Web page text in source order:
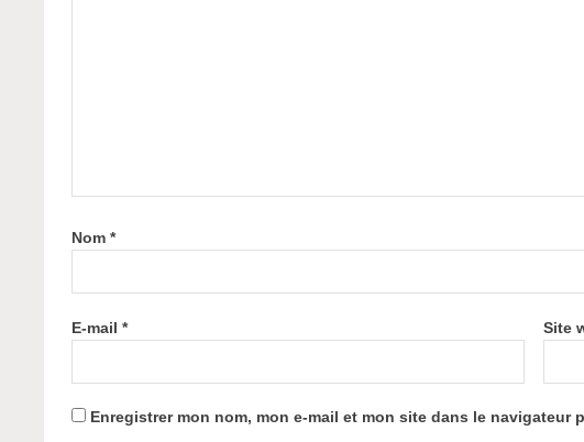
Nom*
E-mail* Site
Enregistrer mon nom, mon e-mail et mon site dans le navigateur